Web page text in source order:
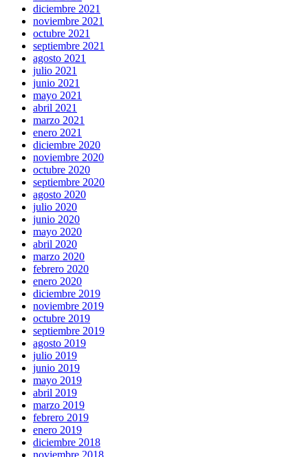
diciembre 2021
noviembre 2021
octubre 2021
septiembre 2021
agosto 2021
julio 2021
junio 2021
mayo 2021
abril 2021
marzo 2021
enero 2021
diciembre 2020
noviembre 2020
octubre 2020
septiembre 2020
agosto 2020
julio 2020
junio 2020
mayo 2020
abril 2020
marzo 2020
febrero 2020
enero 2020
diciembre 2019
noviembre 2019
octubre 2019
septiembre 2019
agosto 2019
julio 2019
junio 2019
mayo 2019
abril 2019
marzo 2019
febrero 2019
enero 2019
diciembre 2018
noviembre 2018